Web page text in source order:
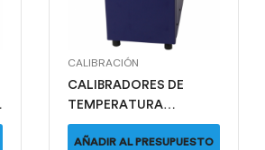
CALIBRACIÓN
CALIBRADORES DE
TEMPERATURA
CTM9100
AÑADIR AL PRESUPUESTO